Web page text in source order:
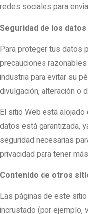
redes sociales para
Seguridad de los
Para proteger tus datos
precauciones
industria para evitar su
divulgación, alteración o
El sitio Web está alojado
datos está garantizada,
seguridad necesarias
privacidad para tener
Contenido de otros
Las páginas de este
incrustado (por ejemplo,